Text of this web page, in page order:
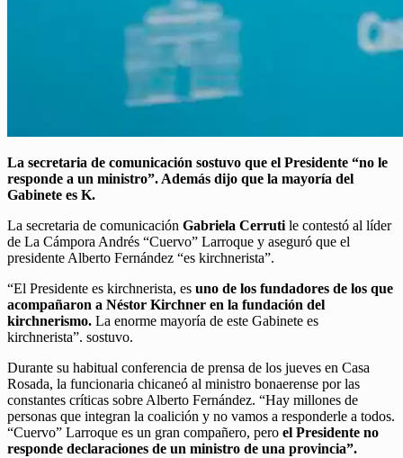
La secretaria de comunicación sostuvo que el Presidente “no le
responde a un ministro”. Además dijo que la mayoría del
Gabinete es K.
La secretaria de comunicación Gabriela Cerrutile contestó al líder
de La Cámpora Andrés “Cuervo” Larroque y aseguró que el
presidente Alberto Fernández “es kirchnerista”.
“El Presidente es kirchnerista, es uno de los fundadores de los que
acompañaron a Néstor Kirchner en la fundación del
kirchnerismo. La enorme mayoría de este Gabinete es
kirchnerista”. sostuvo.
Durante su habitual conferencia de prensa de los jueves en Casa
Rosada, la funcionaria chicaneó al ministro bonaerense por las
constantes críticas sobre Alberto Fernández. “Hay millones de
personas que integran la coalición y no vamos a responderle a todos.
“Cuervo” Larroque es un gran compañero, pero el Presidente no
responde declaraciones de un ministro de una provincia”.